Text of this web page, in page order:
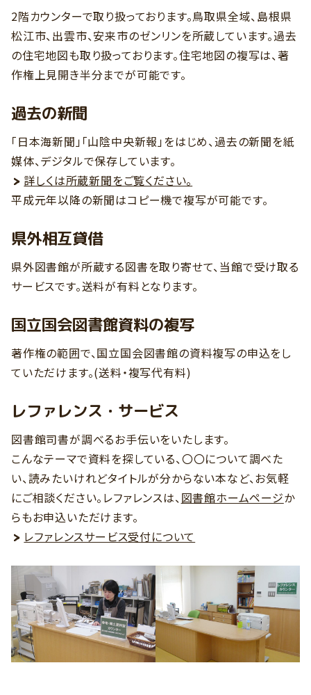
2階カウンターで取り扱っております。鳥取県全域、島根県
松江市、出雲市、安来市のゼンリンを所蔵しています。過去
の住宅地図も取り扱っております。住宅地図の複写は、著
作権上見開き半分までが可能です。
過去の新聞
「日本海新聞」「山陰中央新報」をはじめ、過去の新聞を紙
媒体、デジタルで保存しています。
詳しくは所蔵新聞をご覧ください。
平成元年以降の新聞はコピー機で複写が可能です。
県外相互貸借
県外図書館が所蔵する図書を取り寄せて、当館で受け取る
サービスです。送料が有料となります。
国立国会図書館資料の複写
著作権の範囲で、国立国会図書館の資料複写の申込をし
ていただけます。(送料・複写代有料)
レファレンス・サービス
図書館司書が調べるお手伝いをいたします。
こんなテーマで資料を探している、〇〇について調べた
い、読みたいけれどタイトルが分からない本など、お気軽
にご相談ください。レファレンスは、 図書館ホームページか
らもお申込いただけます。
レファレンスサービス受付について